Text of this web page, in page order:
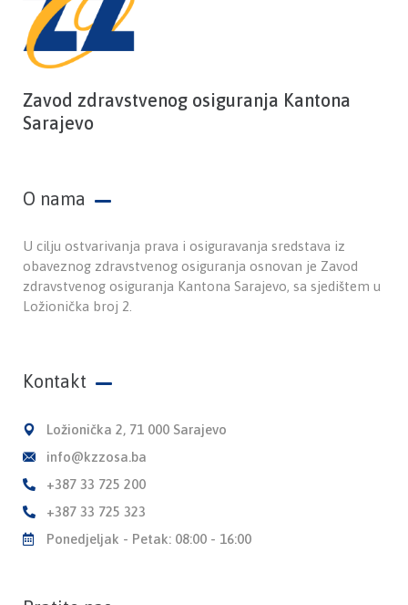
Zavod zdravstvenog osiguranja Kantona
Sarajevo
O nama
U cilju ostvarivanja prava i osiguravanja sredstava iz
obaveznog zdravstvenog osiguranja osnovan je Zavod
zdravstvenog osiguranja Kantona Sarajevo, sa sjedištem u
Ložionička broj 2.
Kontakt
Ložionička 2, 71 000 Sarajevo
info@kzzosa.ba
+387 33 725 200
+387 33 725 323
Ponedjeljak - Petak: 08:00 - 16:00